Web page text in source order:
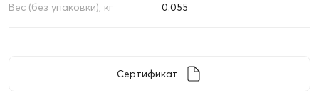
Вес (без упаковки), кг
0.055
Сертификат